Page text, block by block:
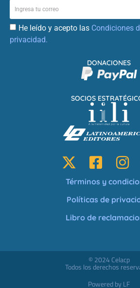
He leído y acepto las Condiciones
privacidad.
SOCIOS
DONACIONES
Términos y
Políticas de
Libro de
© 2024 Celacp
Todos los derechos
Powered by LF